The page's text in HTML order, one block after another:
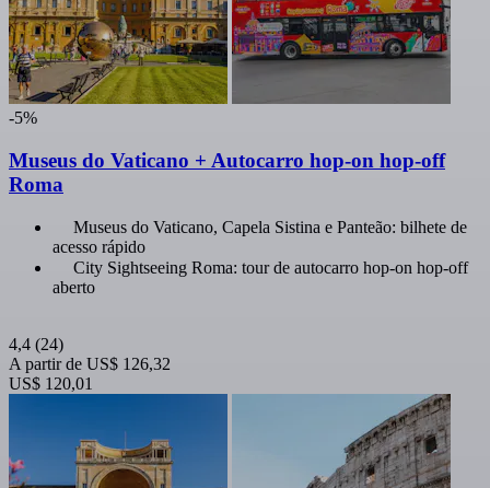
-5%
Museus do Vaticano + Autocarro hop-on hop-off
Roma
Museus do Vaticano, Capela Sistina e Panteão: bilhete de
acesso rápido
City Sightseeing Roma: tour de autocarro hop-on hop-off
aberto
4,4 (24)
A partir de US$ 126,32
US$ 120,01